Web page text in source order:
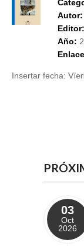
Autor:
Editor:
Año:
Insertar fecha:
03
Oct
2026